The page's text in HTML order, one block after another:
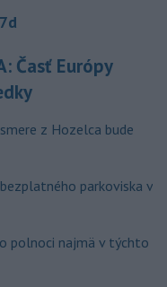
7d
Časť Európy
z Hozelca bude
parkoviska v
polnoci najmä v týchto